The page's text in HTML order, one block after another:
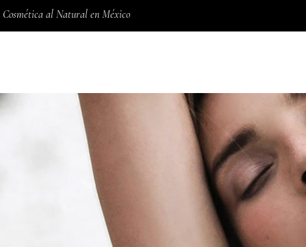
Cosmética al Natural en México